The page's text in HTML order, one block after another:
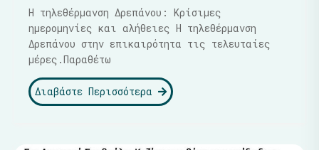
Η τηλεθέρμανση Δρεπάνου: Κρίσιμες
ημερομηνίες και αλήθειες Η τηλεθέρμανση
Δρεπάνου στην επικαιρότητα τις τελευταίες
μέρες.Παραθέτω
Διαβάστε Περισσότερα